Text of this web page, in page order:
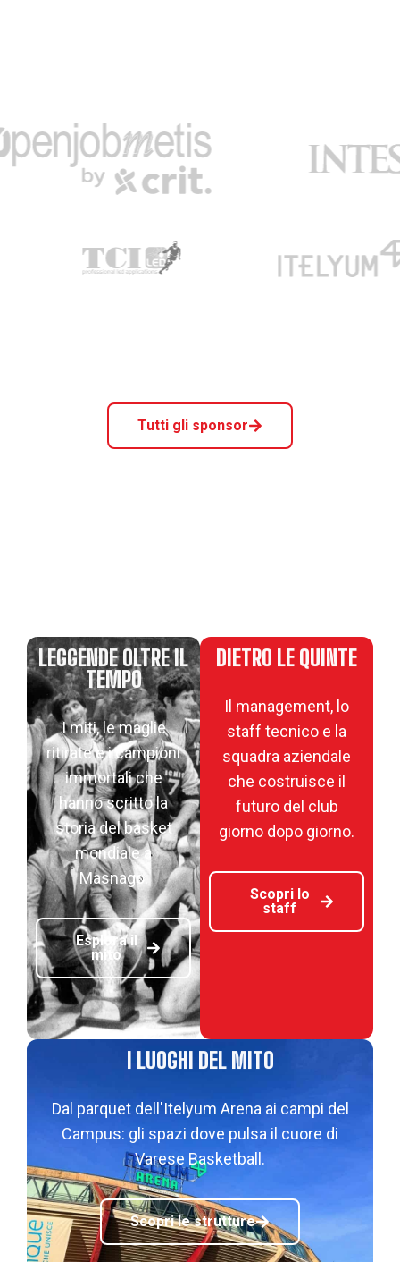
Tutti gli sponsor
LEGGENDE OLTRE IL
TEMPO
I miti, le maglie
ritirate e i campioni
immortali che
hanno scritto la
storia del basket
mondiale a
Masnago.
Esplora il
mito
DIETRO LE QUINTE
Il management, lo
staff tecnico e la
squadra aziendale
che costruisce il
futuro del club
giorno dopo giorno.
Scopri lo
staff
I LUOGHI DEL MITO
Dal parquet dell'Itelyum Arena ai campi del
Campus: gli spazi dove pulsa il cuore di
Varese Basketball.
Scopri le strutture